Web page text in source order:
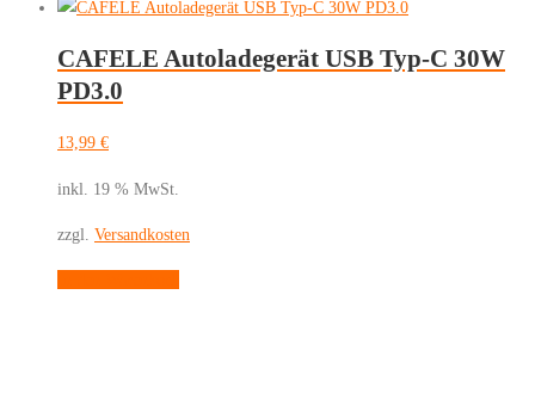
CAFELE Autoladegerät USB Typ-C 30W
PD3.0
13,99 €
inkl. 19 % MwSt.
zzgl. Versandkosten